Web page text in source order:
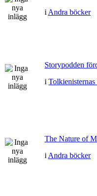
i Andra böcker
Storypodden
i Tolkienisternas
The Nature of
i Andra böcker